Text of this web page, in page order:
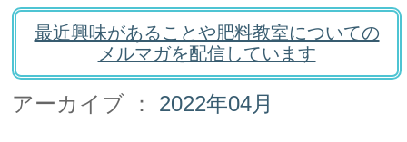
最近興味があることや肥料教室についての
メルマガを配信しています
アーカイブ ： 2022年04月